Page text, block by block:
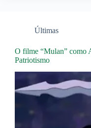
Últimas
O filme “Mulan” como
Patriotismo